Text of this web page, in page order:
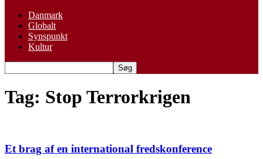
Danmark
Globalt
Synspunkt
Kultur
Tag: Stop Terrorkrigen
Et brag af en international fredskonference